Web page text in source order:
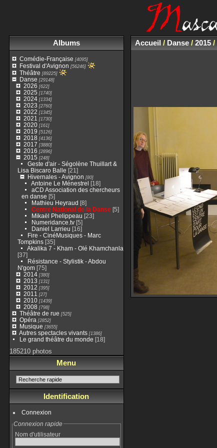
Albums
Comédie-Française [4095]
Festival d'Avignon [56246]
Théâtre [89225]
Danse [29148]
2026 [622]
2025 [1740]
2024[1334]
2023 [2760]
2022 [1345]
2021 [1730]
2020[161]
2019 [5126]
2018 [4136]
2017 [3880]
2016 [2896]
2015 [248]
Geste d'air - Ségolène Thuillart &
Lisa Biscaro Balle [21]
Hivernales - Avignon [80]
Antoine Le Ménestrel [18]
aCD Association des chercheurs
en danse [5]
Mathieu Heyraud [8]
Centre National de la Danse[5]
Mikaël Phelippeau [23]
Numeridance.tv[5]
Daniel Larrieu [16]
Fire - CinéMusiques - Marc
Tompkins[35]
Akalika 7 - Kham - Olé Khamchanla
[37]
Résistance - Stylistik - Abdou
N'gom[75]
2014[380]
2013 [131]
2012 [395]
2011 [27]
2010[1439]
2008 [798]
Théâtre de rue [525]
Opéra [2852]
Musique [3655]
Autres spectacles vivants[1386]
Le grand théâtre du monde [18]
185210 photos
Menu
Identification
Connexion
Connexion rapide
Nom d'utilisateur
Accueil/ Danse/ 2015/